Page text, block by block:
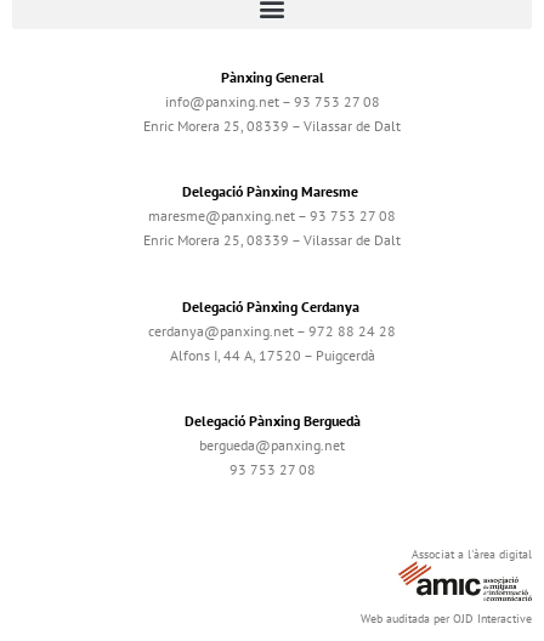
Pànxing General
info@panxing.net – 93 753 27 08
Enric Morera 25, 08339 – Vilassar de Dalt
Delegació Pànxing Maresme
maresme@panxing.net – 93 753 27 08
Enric Morera 25, 08339 – Vilassar de Dalt
Delegació Pànxing Cerdanya
cerdanya@panxing.net – 972 88 24 28
Alfons I, 44 A, 17520 – Puigcerdà
Delegació Pànxing Berguedà
bergueda@panxing.net
93 753 27 08
Associat a l'àrea digital
Web auditada per OJD Interactive